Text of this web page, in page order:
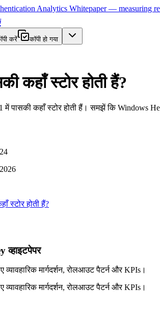
Analytics Whitepaper — measuring
करें कॉपी हो गया
कहाँ स्टोर होती हैं?
में पासकी कहाँ स्टोर होती हैं। समझें कि Windows
स्टोर होती हैं?
व्हाइटपेपर
व्यावहारिक मार्गदर्शन, रोलआउट पैटर्न और KPIs।
व्यावहारिक मार्गदर्शन, रोलआउट पैटर्न और KPIs।